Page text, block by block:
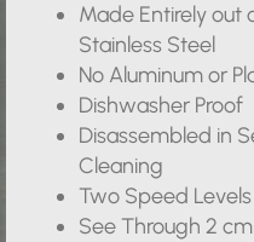
Made Entirely out
Stainless Steel
No Aluminum or
Dishwasher Proof
Disassembled in
Cleaning
Two Speed
See Through 2